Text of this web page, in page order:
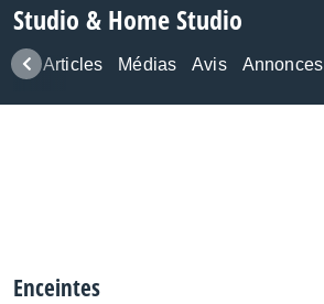
Studio & Home Studio
Articles Médias Avis Annonces
Enceintes